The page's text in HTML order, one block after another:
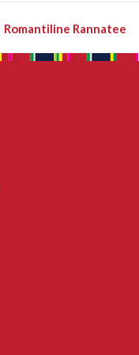
Romantiline Rannatee